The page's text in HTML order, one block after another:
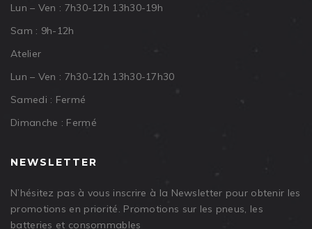
Lun – Ven : 7h30-12h 13h30-19h
Sam : 9h-12h
Atelier
Lun – Ven : 7h30-12h 13h30-17h30
Samedi : Fermé
Dimanche : Fermé
NEWSLETTER
N’hésitez pas à vous inscrire à la Newsletter pour obtenir les
promotions en priorité. Promotions sur les pneus, les
batteries et consommables